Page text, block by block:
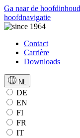
Ga naar de hoofdinhoud
hoofdnavigatie
Contact
Carrière
Downloads
NL
DE
EN
FI
FR
IT